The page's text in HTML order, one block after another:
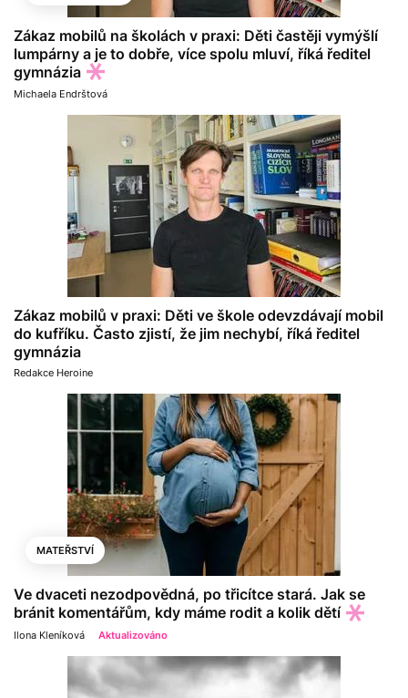
Zákaz mobilů na školách v praxi: Děti častěji vymýšlí
lumpárny a je to dobře, více spolu mluví, říká ředitel
gymnázia
Michaela Endrštová
Zákaz mobilů v praxi: Děti ve škole odevzdávají mobil
do kufříku. Často zjistí, že jim nechybí, říká ředitel
gymnázia
Redakce Heroine
MATEŘSTVÍ
Ve dvaceti nezodpovědná, po třicítce stará. Jak se
bránit komentářům, kdy máme rodit a kolik dětí
Ilona Kleníková Aktualizováno